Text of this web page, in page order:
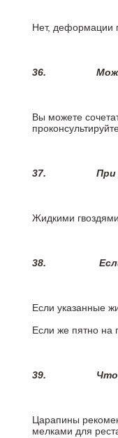
Нет, деформации
36.
Вы можете
37. При
Жидкими
38.
Если указанные
Если же пятно на
39. Что
Царапины
мелками для